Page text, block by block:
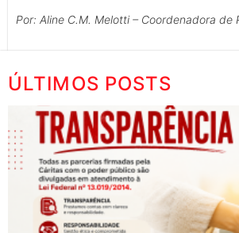
Por: Aline C.M. Melotti – Coordenadora de
ÚLTIMOS POSTS